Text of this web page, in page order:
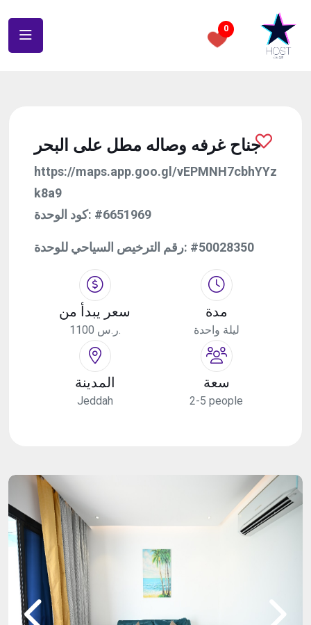
0
جناح غرفه وصاله مطل على البحر
https://maps.app.goo.gl/vEPMNH7cbhYYz
k8a9
كود الوحدة: #6651969
رقم الترخيص السياحي للوحدة: #50028350
سعر يبدأ من
1100 ر.س.
مدة
ليلة واحدة
المدينة
Jeddah
سعة
2-5 people